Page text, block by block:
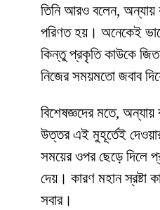
তিনি আরও বলেন, অন্যায়
পরিণত হয়। অনেকেই
কিন্তু প্রকৃতি কাউকে
নিজের সময়মতো জবাব
বিশেষজ্ঞদের মতে,
উত্তর এই মুহূর্তেই
সময়ের ওপর ছেড়ে দিলে
দেয়। কারণ মহান স্রষ্টা
সবার।